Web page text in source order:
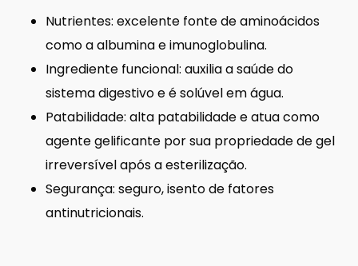
Nutrientes: excelente fonte de aminoácidos
como a albumina e imunoglobulina.
Ingrediente funcional: auxilia a saúde do
sistema digestivo e é solúvel em água.
Patabilidade: alta patabilidade e atua como
agente gelificante por sua propriedade de gel
irreversível após a esterilização.
Segurança: seguro, isento de fatores
antinutricionais.